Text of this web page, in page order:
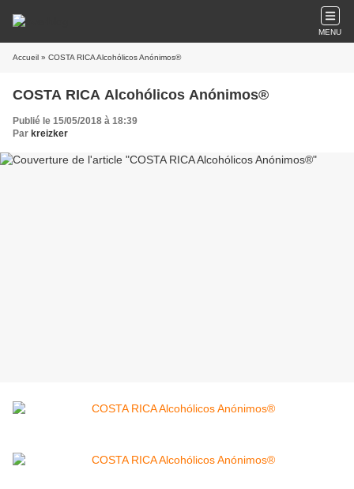
MENU
Accueil » COSTA RICA Alcohólicos Anónimos®
COSTA RICA Alcohólicos Anónimos®
Publié le 15/05/2018 à 18:39
Par kreizker